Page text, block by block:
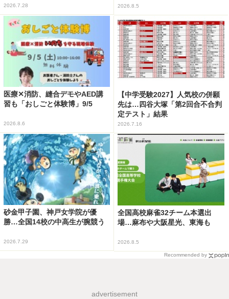
2026.7.28 2026.8.5
医療✕消防、縫合デモやAED講
習も「おしごと体験博」9/5
2026.8.6
【中学受験2027】人気校の併願
先は…四谷大塚「第2回合不合判
定テスト」結果
2026.7.16
砂金甲子園、神戸女学院が優
勝…全国14校の中高生が腕競う
2026.7.29
全国高校麻雀32チーム本選出
場…麻布や大阪星光、東海も
2026.8.5
Recommended by
advertisement